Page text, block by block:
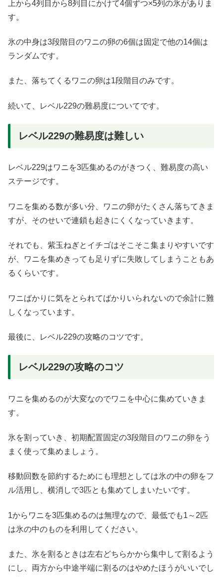
上から4列目から8列目にかけて4個ずつ×5列の氷がありま
す。
氷の中身は3段階目のワニの卵の6個は固定で他の14個は
ランダムです。
また、落ちてくるワニの卵は1段階目のみです。
続いて、レベル229の難易度についてです。
レベル229の難易度は難しい
レベル229はワニを3匹集めるのがきつく、難易度の高い
ステージです。
ワニを集める数が多い分、ワニの卵がたくさん落ちてきま
すが、そのせいで連鎖も起きにくくなっていきます。
それでも、紫玉ねぎとイチゴはそこそこ集まりやすいです
が、ワニを集めきっても足りずに失敗してしまうこともあ
るくらいです。
ワニばかりに気をとられてばかりいられないので余計に難
しくなっています。
最後に、レベル229の攻略のコツです。
レベル229の攻略のコツ
ワニを集めるのが大変なのでワニを中心に集めていきま
す。
氷を割っていき、初期配置固定の3段階目のワニの卵をう
まく使って集めましょう。
移動回数を節約するためにも理想としては氷の中の卵をフ
ル活用し、横消しで3匹とも集めてしまいたいです。
1からワニを3匹集めるのは無理なので、最低でも1～2匹
は氷の中のものを利用してください。
また、氷を割るときは左右どちらかから集中して割るよう
にし、両方から中途半端に割るのはやめたほうがいいでし